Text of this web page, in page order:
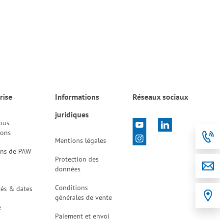
de PAW
& dates
Informations
juridiques
Mentions légales
Protection des
données
Conditions
générales de vente
Paiement et envoi
Réseaux sociaux